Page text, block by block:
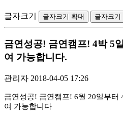
글자크기 글자크기 확대 글자크기
금연성공! 금연캠프! 4박 5
여 가능합니다.
관리자 2018-04-05 17:26
금연성공! 금연캠프! 6월 20일부터
여 가능합니다